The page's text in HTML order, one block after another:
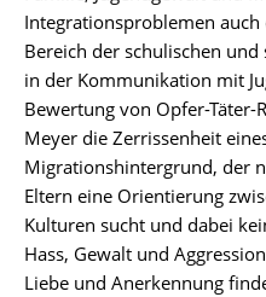
Integrationsproblemen
Bereich der schulischen
in der Kommunikation mit
Bewertung von Opfer-Täter-
Meyer die Zerrissenheit
Migrationshintergrund, der
Eltern eine Orientierung
Kulturen sucht und dabei
Hass, Gewalt und
Liebe und Anerkennung